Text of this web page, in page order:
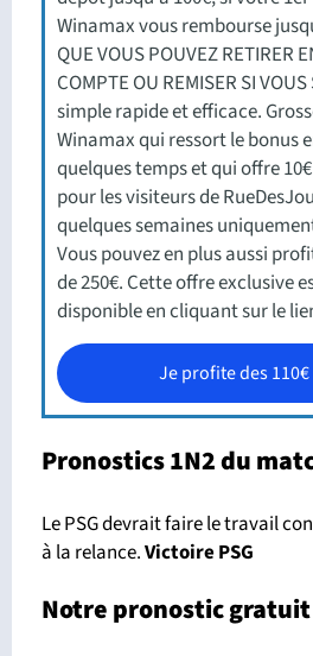
Winamax vous rembourse
QUE VOUS POUVEZ RETIRER
COMPTE OU REMISER SI
simple rapide et efficace.
Winamax qui ressort le bonus
quelques temps et qui offre
pour les visiteurs de
quelques semaines
Vous pouvez en plus aussi
de 250€. Cette offre exclusive
disponible en cliquant sur le
Je profite des
Pronostics 1N2 du
Le PSG devrait faire le travail
à la relance.Victoire PSG
Notre pronostic gratuit